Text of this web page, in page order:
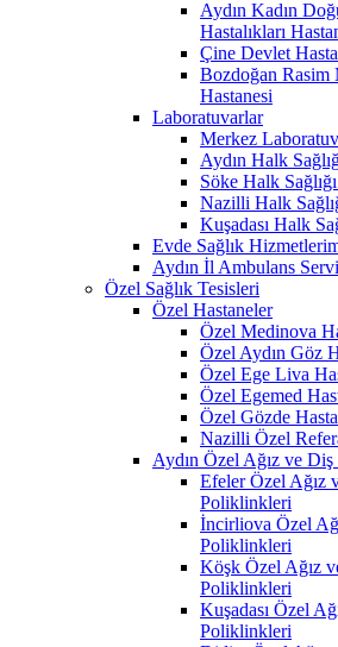
Aydın Kadın
Hastalıkları
Çine Devlet
Bozdoğan Rasim
Hastanesi
Laboratuvarlar
Merkez
Aydın Halk
Söke Halk
Nazilli Halk
Kuşadası Halk
Evde Sağlık
Aydın İl Ambulans
Özel Sağlık Tesisleri
Özel Hastaneler
Özel Medinova
Özel Aydın Göz
Özel Ege Liva
Özel Egemed
Özel Gözde
Nazilli Özel
Aydın Özel Ağız ve
Efeler Özel Ağız
Poliklinkleri
İncirliova Özel
Poliklinkleri
Köşk Özel Ağız
Poliklinkleri
Kuşadası Özel
Poliklinkleri